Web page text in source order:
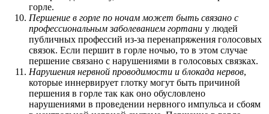
горле.
Першение в горле по ночам может быть связано с
профессиональным заболеванием гортани у людей
публичных профессий из-за перенапряжения голосовых
связок. Если першит в горле ночью, то в этом случае
першение связано с нарушениями в голосовых связках.
Нарушения нервной проводимости и блокада нервов,
которые иннервирует глотку могут быть причиной
першения в горле так как оно обусловлено
нарушениями в проведении нервного импульса и сбоям